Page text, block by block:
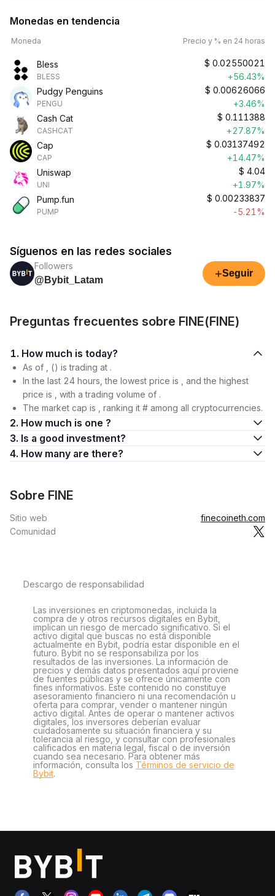
Monedas en tendencia
Moneda Precio y % en 24 horas
Bless
BLESS
$ 0.02550021
+56.43%
Pudgy Penguins
PENGU
$ 0.00626066
+3.46%
Cash Cat
CASHCAT
$ 0.111388
+27.87%
Cap
CAP
$ 0.03137492
+14.47%
Uniswap
UNI
$ 4.04
+1.97%
Pump.fun
PUMP
$ 0.00233837
-5.21%
Síguenos en las redes sociales
Followers
@Bybit_Latam
+Seguir
Preguntas frecuentes sobre FINE(FINE)
1. How much is today?
As of , () is trading at .
In the last 24 hours, the lowest price is , and the highest
price is , with a trading volume of .
The market cap is , ranking it # among all cryptocurrencies.
2. How much is one ?
3. Is a good investment?
4. How many are there?
Sobre FINE
Sitio web
finecoineth.com
Comunidad
Descargo de responsabilidad
Las inversiones en criptomonedas, incluida la
compra de y otros recursos digitales en Bybit,
implican un riesgo de mercado significativo. Si el
activo digital que buscas no está disponible
actualmente en Bybit, podría estar disponible en el
futuro. Bybit no se responsabiliza por los
resultados de las inversiones. La información de
precios y demás datos presentados aquí proviene
de fuentes públicas y se ofrece únicamente con
fines informativos. Este contenido no constituye
asesoramiento financiero ni una recomendación u
oferta para comprar, vender o mantener ningún
activo digital. Antes de operar o mantener activos
digitales, los inversores deberían evaluar
cuidadosamente su situación financiera y su
tolerancia al riesgo, y consultar con profesionales
calificados en materia legal, fiscal o de inversión
cuando sea necesario. Para obtener más
información, consulta los Términos de servicio de
Bybit.